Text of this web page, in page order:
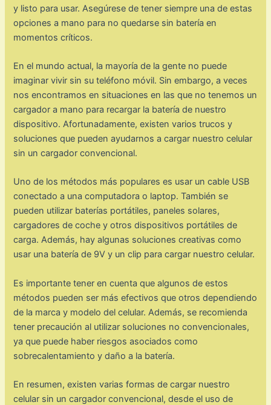
y listo para usar. Asegúrese de tener siempre una de estas
opciones a mano para no quedarse sin batería en
momentos críticos.
En el mundo actual, la mayoría de la gente no puede
imaginar vivir sin su teléfono móvil. Sin embargo, a veces
nos encontramos en situaciones en las que no tenemos un
cargador a mano para recargar la batería de nuestro
dispositivo. Afortunadamente, existen varios trucos y
soluciones que pueden ayudarnos a cargar nuestro celular
sin un cargador convencional.
Uno de los métodos más populares es usar un cable USB
conectado a una computadora o laptop. También se
pueden utilizar baterías portátiles, paneles solares,
cargadores de coche y otros dispositivos portátiles de
carga. Además, hay algunas soluciones creativas como
usar una batería de 9V y un clip para cargar nuestro celular.
Es importante tener en cuenta que algunos de estos
métodos pueden ser más efectivos que otros dependiendo
de la marca y modelo del celular. Además, se recomienda
tener precaución al utilizar soluciones no convencionales,
ya que puede haber riesgos asociados como
sobrecalentamiento y daño a la batería.
En resumen, existen varias formas de cargar nuestro
celular sin un cargador convencional, desde el uso de